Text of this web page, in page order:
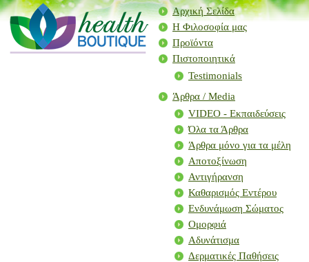
Αρχική Σελίδα
Η Φιλοσοφία μας
Προϊόντα
Πιστοποιητικά
Testimonials
Άρθρα / Μedia
VIDEO - Εκπαιδεύσεις
Όλα τα Άρθρα
Άρθρα μόνο για τα μέλη
Αποτοξίνωση
Αντιγήρανση
Καθαρισμός Εντέρου
Ενδυνάμωση Σώματος
Ομορφιά
Αδυνάτισμα
Δερματικές Παθήσεις